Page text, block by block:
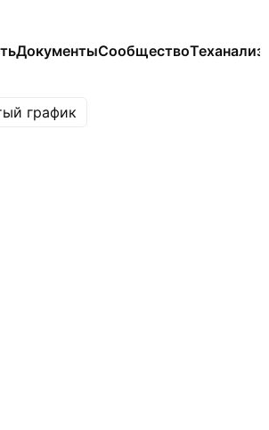
ДокументыСообществоТеханализ
график